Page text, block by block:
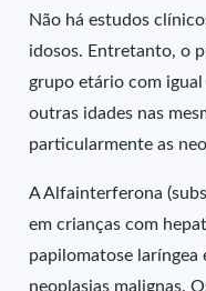
Não há estudos
idosos. Entretanto, o
grupo etário com
outras idades nas
particularmente as
A Alfainterferona
em crianças com
papilomatose
neoplasias malignas.